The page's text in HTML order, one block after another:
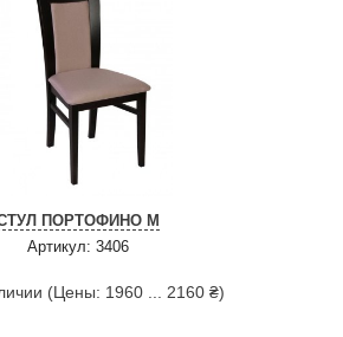
ПОРТОФИНО М
Артикул: 3406
(Цены: 1960 ... 2160 ₴)